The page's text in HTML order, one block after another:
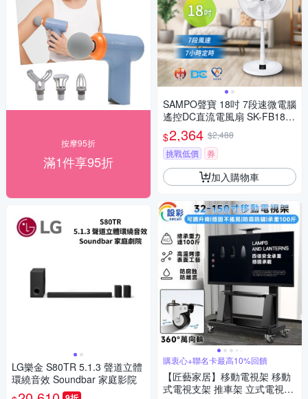
按摩95折
滿1件享95折
LG樂金 S80TR 5.1.3 聲道立體
環繞音效 Soundbar 家庭影院
SAMPO聲寶 18吋 7段速微電腦
遙控DC直流電風扇 SK-FB18D
$2,364 $2,488
挑戰低價
券
加入購物車
購衷心+聯名卡最高10%回饋
【匠藝家居】移動電視架 移動
式電視支架 推車架 立式電視架